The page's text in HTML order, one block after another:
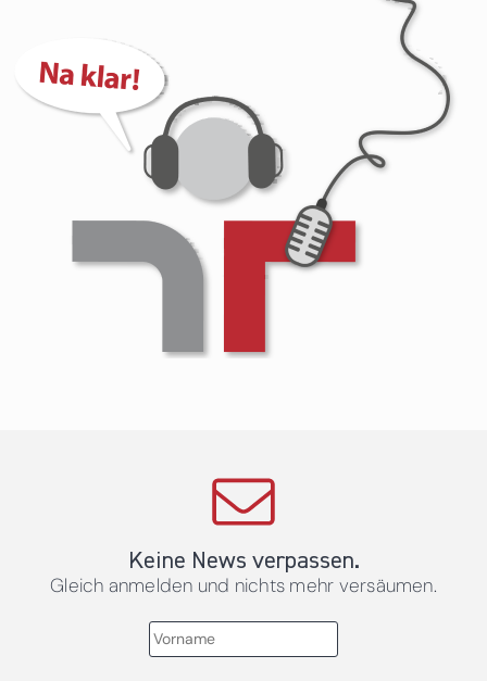
Keine News verpassen.
Gleich anmelden und nichts mehr versäumen.